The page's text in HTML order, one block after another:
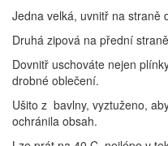
Jedna velká, uvnitř na straně
Druhá zipová na přední
Dovnitř uschováte nejen
drobné oblečení.
Ušito z bavlny, vyztuženo,
ochránila obsah.